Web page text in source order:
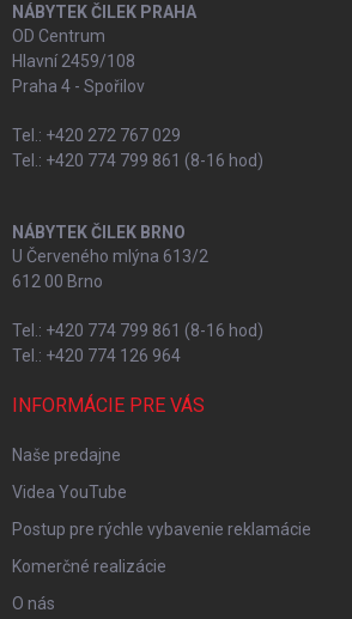
NÁBYTEK ČILEK PRAHA
OD Centrum
Hlavní 2459/108
Praha 4 - Spořilov
Tel.: +420 272 767 029
Tel.: +420 774 799 861 (8-16 hod)
NÁBYTEK ČILEK BRNO
U Červeného mlýna 613/2
612 00 Brno
Tel.: +420 774 799 861 (8-16 hod)
Tel.: +420 774 126 964
INFORMÁCIE PRE VÁS
Naše predajne
Videa YouTube
Postup pre rýchle vybavenie reklamácie
Komerčné realizácie
O nás